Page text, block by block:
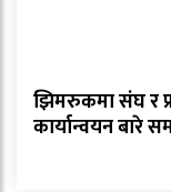
झिमरुकमा संघ र
कार्यान्वयन बारे